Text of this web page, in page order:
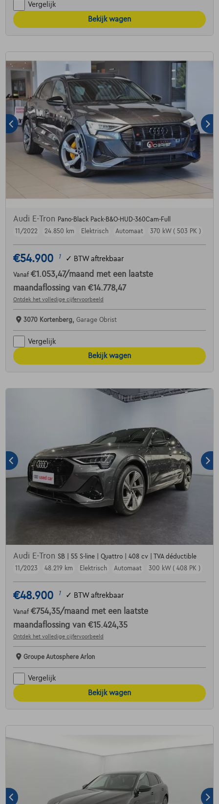
Vergelijk
Bekijk wagen
Audi E-Tron Pano-Black Pack-B&O-HUD-360Cam-Full
11/2022
24.850 km Elektrisch Automaat 370 kW ( 503 PK )
€54.900 1 ✓ BTW aftrekbaar
Vanaf €1.053,47/maand met een laatste
maandaflossing van €14.778,47
Ontdek het volledige cijfervoorbeeld
3070 Kortenberg, Garage Obrist
Vergelijk
Bekijk wagen
Audi E-Tron SB | 55 S-line | Quattro | 408 cv | TVA déductible
11/2023
48.219 km Elektrisch Automaat 300 kW ( 408 PK )
€48.900 1 ✓ BTW aftrekbaar
Vanaf €754,35/maand met een laatste
maandaflossing van €15.424,35
Ontdek het volledige cijfervoorbeeld
Groupe Autosphere Arlon
Vergelijk
Bekijk wagen